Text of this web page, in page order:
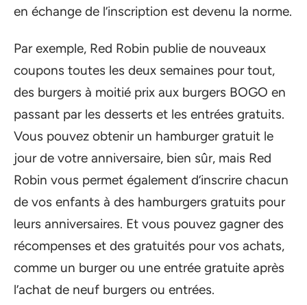
en échange de l’inscription est devenu la norme.
Par exemple, Red Robin publie de nouveaux
coupons toutes les deux semaines pour tout,
des burgers à moitié prix aux burgers BOGO en
passant par les desserts et les entrées gratuits.
Vous pouvez obtenir un hamburger gratuit le
jour de votre anniversaire, bien sûr, mais Red
Robin vous permet également d’inscrire chacun
de vos enfants à des hamburgers gratuits pour
leurs anniversaires. Et vous pouvez gagner des
récompenses et des gratuités pour vos achats,
comme un burger ou une entrée gratuite après
l’achat de neuf burgers ou entrées.